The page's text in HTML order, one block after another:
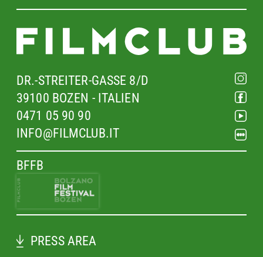
DR.-STREITER-GASSE 8/D
39100 BOZEN - ITALIEN
0471 05 90 90
INFO@FILMCLUB.IT
BFFB
PRESS AREA